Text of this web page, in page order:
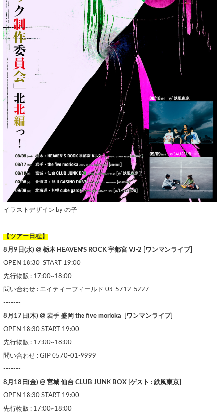
イラストデザイン by の子
【ツアー日程】
8月9日(水) @ 栃木 HEAVEN'S ROCK 宇都宮 VJ-2 [ワンマンライブ]
OPEN 18:30 START 19:00
先行物販 : 17:00~18:00
問い合わせ : エイティーフィールド 03-5712-5227
-------
8月17日(木) @ 岩手 盛岡 the five morioka [ワンマンライブ]
OPEN 18:30 START 19:00
先行物販 : 17:00~18:00
問い合わせ : GIP 0570-01-9999
-------
8月18日(金) @ 宮城 仙台 CLUB JUNK BOX [ゲスト : 鉄風東京]
OPEN 18:30 START 19:00
先行物販 : 17:00~18:00